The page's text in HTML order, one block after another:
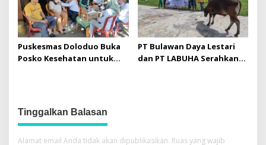
Puskesmas Doloduo Buka
Posko Kesehatan untuk
PT Bulawan Daya Lestari
dan PT LABUHA Serahkan
Tinggalkan Balasan
Alamat email Anda tidak akan dipublikasikan. Ruas yang wajib